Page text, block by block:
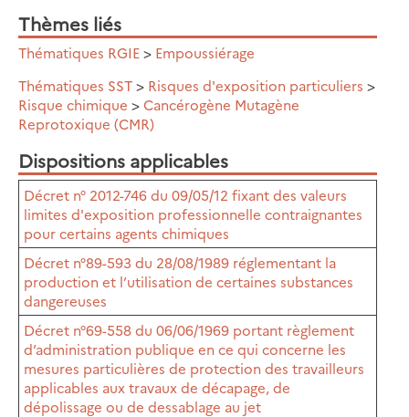
Thèmes liés
Thématiques RGIE> Empoussiérage
Thématiques SST> Risques d'exposition particuliers >
Risque chimique >Cancérogène Mutagène
Reprotoxique (CMR)
Dispositions applicables
Décret n° 2012-746 du 09/05/12 fixant des valeurs
limites d'exposition professionnelle contraignantes
pour certains agents chimiques
Décret n°89-593 du 28/08/1989 réglementant la
production et l’utilisation de certaines substances
dangereuses
Décret n°69-558 du 06/06/1969 portant règlement
d’administration publique en ce qui concerne les
mesures particulières de protection des travailleurs
applicables aux travaux de décapage, de
dépolissage ou de dessablage au jet